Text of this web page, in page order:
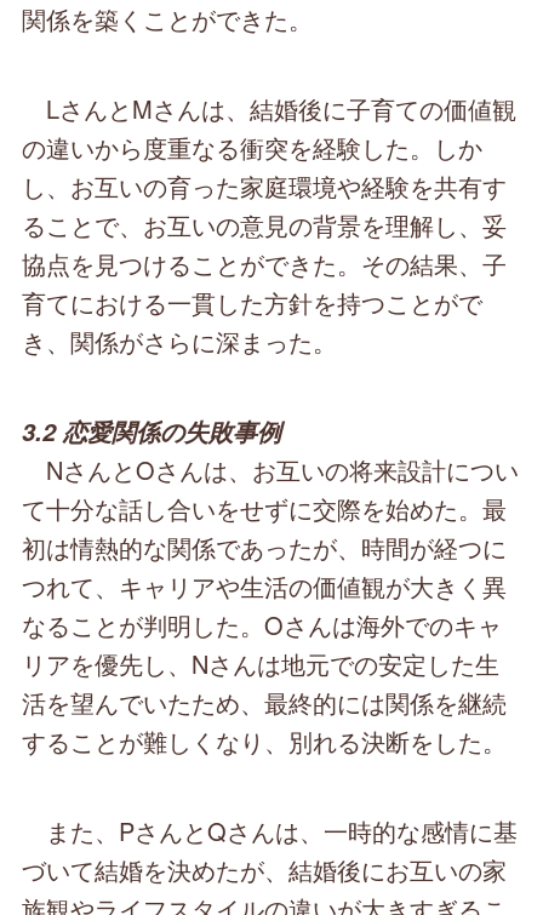
関係を築くことができた。
LさんとMさんは、結婚後に子育ての価値観
の違いから度重なる衝突を経験した。しか
し、お互いの育った家庭環境や経験を共有す
ることで、お互いの意見の背景を理解し、妥
協点を見つけることができた。その結果、子
育てにおける一貫した方針を持つことがで
き、関係がさらに深まった。
3.2 恋愛関係の失敗事例
NさんとOさんは、お互いの将来設計につい
て十分な話し合いをせずに交際を始めた。最
初は情熱的な関係であったが、時間が経つに
つれて、キャリアや生活の価値観が大きく異
なることが判明した。Oさんは海外でのキャ
リアを優先し、Nさんは地元での安定した生
活を望んでいたため、最終的には関係を継続
することが難しくなり、別れる決断をした。
また、PさんとQさんは、一時的な感情に基
づいて結婚を決めたが、結婚後にお互いの家